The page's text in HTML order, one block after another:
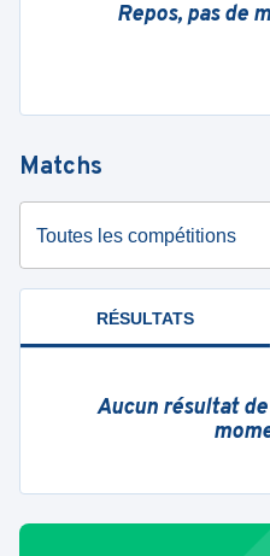
Repos, pas de
Matchs
Toutes les compétitions
RÉSULTATS
Aucun résultat